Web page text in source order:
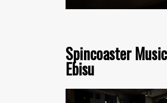
Spincoaster
Ebisu